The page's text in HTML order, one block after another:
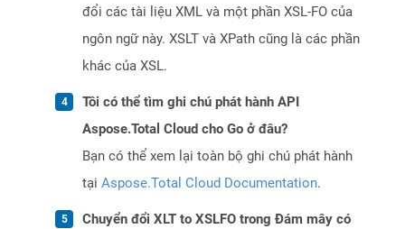
đổi các tài liệu XML và một phần XSL-FO của
ngôn ngữ này. XSLT và XPath cũng là các phần
khác của XSL.
Tôi có thể tìm ghi chú phát hành API
Aspose.Total Cloud cho Go ở đâu?
Bạn có thể xem lại toàn bộ ghi chú phát hành
tại Aspose.Total Cloud Documentation.
Chuyển đổi XLT to XSLFO trong Đám mây có